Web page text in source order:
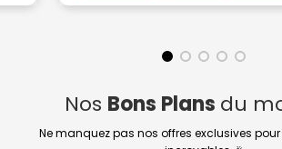
Nos Bons Plans du
Ne manquez pas nos offres exclusives